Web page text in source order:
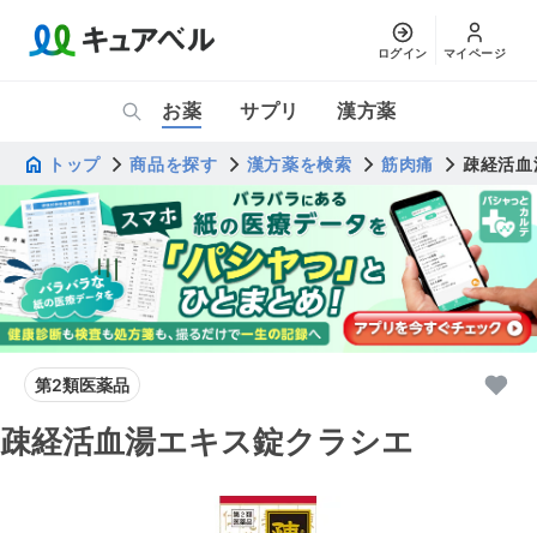
ログイン マイページ
お薬 サプリ 漢方薬
トップ 商品を探す 漢方薬を検索 筋肉痛 疎経活
第2類医薬品
疎経活血湯エキス錠クラシエ